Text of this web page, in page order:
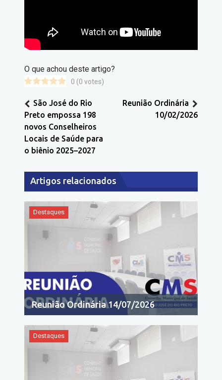
O que achou deste artigo?
0 (0 votes)
São José do Rio
Preto empossa 198
novos Conselheiros
Locais de Saúde para
o biênio 2025–2027
Reunião Ordinária
10/02/2026
Artigos relacionados
Destaques
Reunião Ordinária 14/07/2026
Destaques